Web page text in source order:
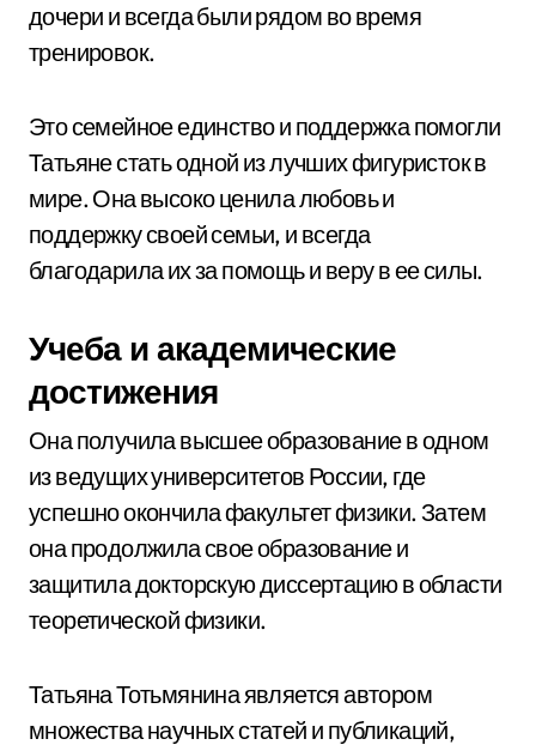
дочери и всегда были рядом во время
тренировок.
Это семейное единство и поддержка помогли
Татьяне стать одной из лучших фигуристок в
мире. Она высоко ценила любовь и
поддержку своей семьи, и всегда
благодарила их за помощь и веру в ее силы.
Учеба и академические
достижения
Она получила высшее образование в одном
из ведущих университетов России, где
успешно окончила факультет физики. Затем
она продолжила свое образование и
защитила докторскую диссертацию в области
теоретической физики.
Татьяна Тотьмянина является автором
множества научных статей и публикаций,